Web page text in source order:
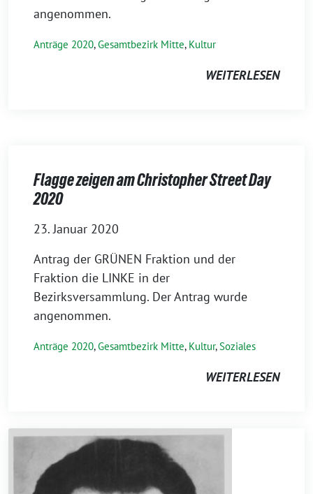
angenommen.
Anträge 2020,Gesamtbezirk Mitte, Kultur
WEITERLESEN
Flagge zeigen am Christopher Street Day
2020
23. Januar 2020
Antrag der GRÜNEN Fraktion und der
Fraktion die LINKE in der
Bezirksversammlung. Der Antrag wurde
angenommen.
Anträge 2020,Gesamtbezirk Mitte, Kultur,Soziales
WEITERLESEN